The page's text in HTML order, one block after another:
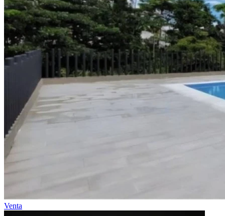
Venta